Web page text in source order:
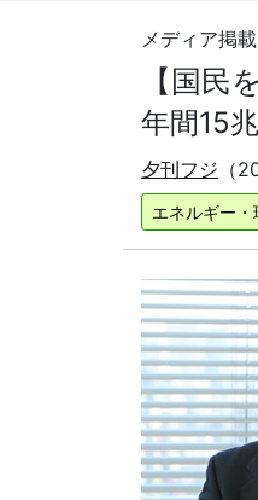
メディア掲
【国
年間15
夕刊フジ （
エネルギー・